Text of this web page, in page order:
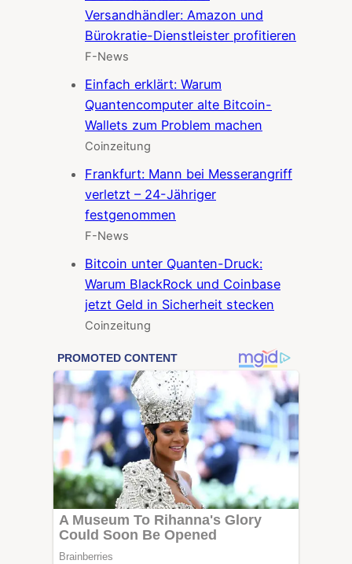
Versandhändler: Amazon und
Bürokratie-Dienstleister profitieren
F-News
Einfach erklärt: Warum
Quantencomputer alte Bitcoin-
Wallets zum Problem machen
Coinzeitung
Frankfurt: Mann bei Messerangriff
verletzt – 24-Jähriger
festgenommen
F-News
Bitcoin unter Quanten-Druck:
Warum BlackRock und Coinbase
jetzt Geld in Sicherheit stecken
Coinzeitung